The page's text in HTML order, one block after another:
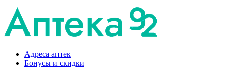
Адреса аптек
Бонусы и скидки